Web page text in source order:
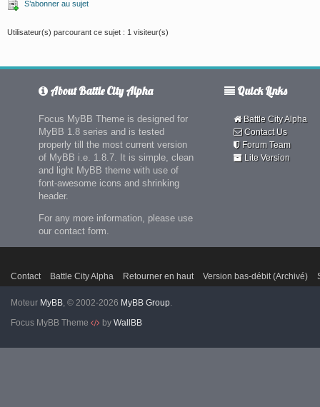
S’abonner au sujet
Utilisateur(s) parcourant ce sujet : 1 visiteur(s)
About Battle City Alpha
Focus MyBB Theme is designed for
MyBB 1.8 series and is tested
properly till the most current version
of MyBB i.e. 1.8.7. It is simple, clean
and light MyBB theme with use of
font-awesome icons and shrinking
header.
For any more information, please use
our contact form.
Quick Links
Battle City Alpha
Contact Us
Forum Team
Lite Version
Contact Battle City Alpha Retourner en haut Version bas-débit (Archivé)
Moteur MyBB, © 2002-2026 MyBB Group.
Focus MyBB Theme
by WallBB